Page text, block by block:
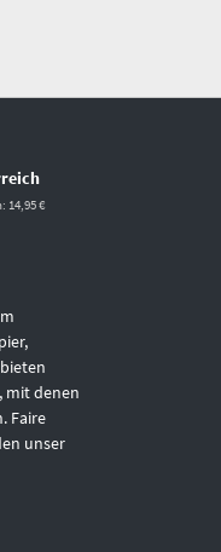
14,95 €
mit denen
Faire
unser